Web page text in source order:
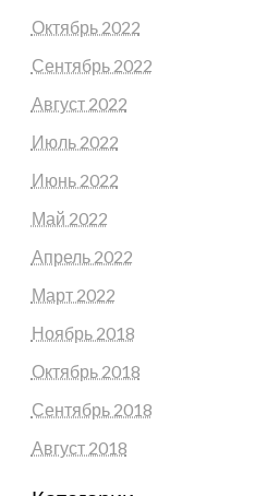
Октябрь 2022
Сентябрь 2022
Август 2022
Июль 2022
Июнь 2022
Май 2022
Апрель 2022
Март 2022
Ноябрь 2018
Октябрь 2018
Сентябрь 2018
Август 2018